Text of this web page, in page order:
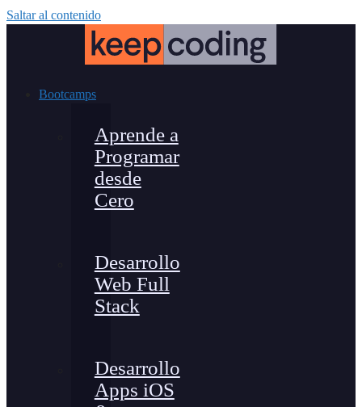
Saltar al contenido
Bootcamps
Aprende a
Programar
desde
Cero
Desarrollo
Web Full
Stack
Desarrollo
Apps iOS